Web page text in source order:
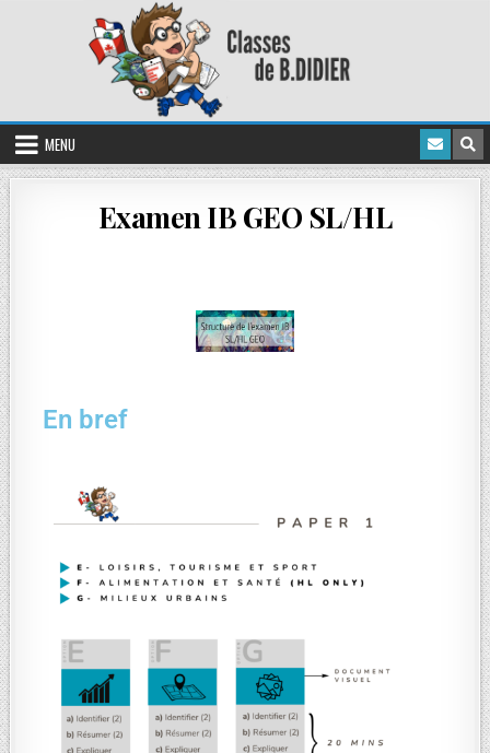
MENU
Examen IB GEO SL/HL
En bref